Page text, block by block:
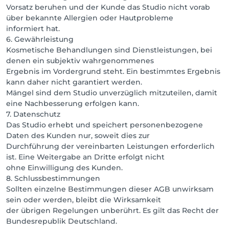
Vorsatz beruhen und der Kunde das Studio nicht vorab
über bekannte Allergien oder Hautprobleme
informiert hat.
6. Gewährleistung
Kosmetische Behandlungen sind Dienstleistungen, bei
denen ein subjektiv wahrgenommenes
Ergebnis im Vordergrund steht. Ein bestimmtes Ergebnis
kann daher nicht garantiert werden.
Mängel sind dem Studio unverzüglich mitzuteilen, damit
eine Nachbesserung erfolgen kann.
7. Datenschutz
Das Studio erhebt und speichert personenbezogene
Daten des Kunden nur, soweit dies zur
Durchführung der vereinbarten Leistungen erforderlich
ist. Eine Weitergabe an Dritte erfolgt nicht
ohne Einwilligung des Kunden.
8. Schlussbestimmungen
Sollten einzelne Bestimmungen dieser AGB unwirksam
sein oder werden, bleibt die Wirksamkeit
der übrigen Regelungen unberührt. Es gilt das Recht der
Bundesrepublik Deutschland.